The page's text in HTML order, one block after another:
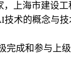
上海市建设
术的概念与
完成和参与上